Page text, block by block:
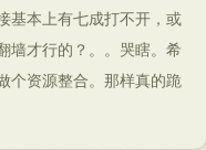
基本上有七成打不开，或
墙才行的？。。哭瞎。希
个资源整合。那样真的跪